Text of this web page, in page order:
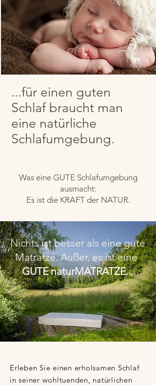
...für einen guten
Schlaf braucht man
eine natürliche
Schlafumgebung.
Was eine GUTE Schlafumgebung
ausmacht:
Es ist die KRAFT der NATUR.
Nichts ist besser als eine gute
Matratze. Außer, es ist eine
GUTE naturMATRATZE...
Erleben Sie einen erholsamen Schlaf
in seiner wohltuenden, natürlichen